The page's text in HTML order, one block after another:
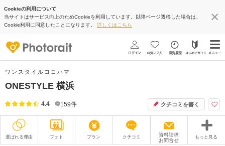
Cookieの利用について
当サイトはサービス向上のためCookieを利用しています。以降ページ遷移した場合は、
Cookie利用に同意したことになります。 詳しくはこちら
ワンスタイルヨコハマ
ONESTYLE 横浜
4.4 159件 クチコミを書く
選ばれる理由 フォト プラン クチコミ
資料請求
お問合せ
もっと見る